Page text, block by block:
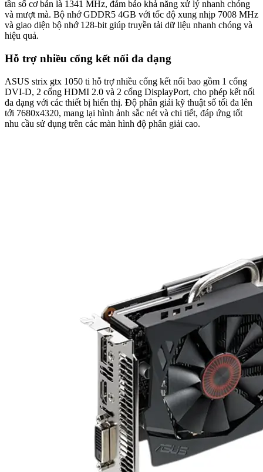
tần số cơ bản là 1341 MHz, đảm bảo khả năng xử lý nhanh chóng
và mượt mà. Bộ nhớ GDDR5 4GB với tốc độ xung nhịp 7008 MHz
và giao diện bộ nhớ 128-bit giúp truyền tải dữ liệu nhanh chóng và
hiệu quả.
Hỗ trợ nhiều cổng kết nối đa dạng
ASUS strix gtx 1050 ti hỗ trợ nhiều cổng kết nối bao gồm 1 cổng
DVI-D, 2 cổng HDMI 2.0 và 2 cổng DisplayPort, cho phép kết nối
đa dạng với các thiết bị hiển thị. Độ phân giải kỹ thuật số tối đa lên
tới 7680x4320, mang lại hình ảnh sắc nét và chi tiết, đáp ứng tốt
nhu cầu sử dụng trên các màn hình độ phân giải cao.